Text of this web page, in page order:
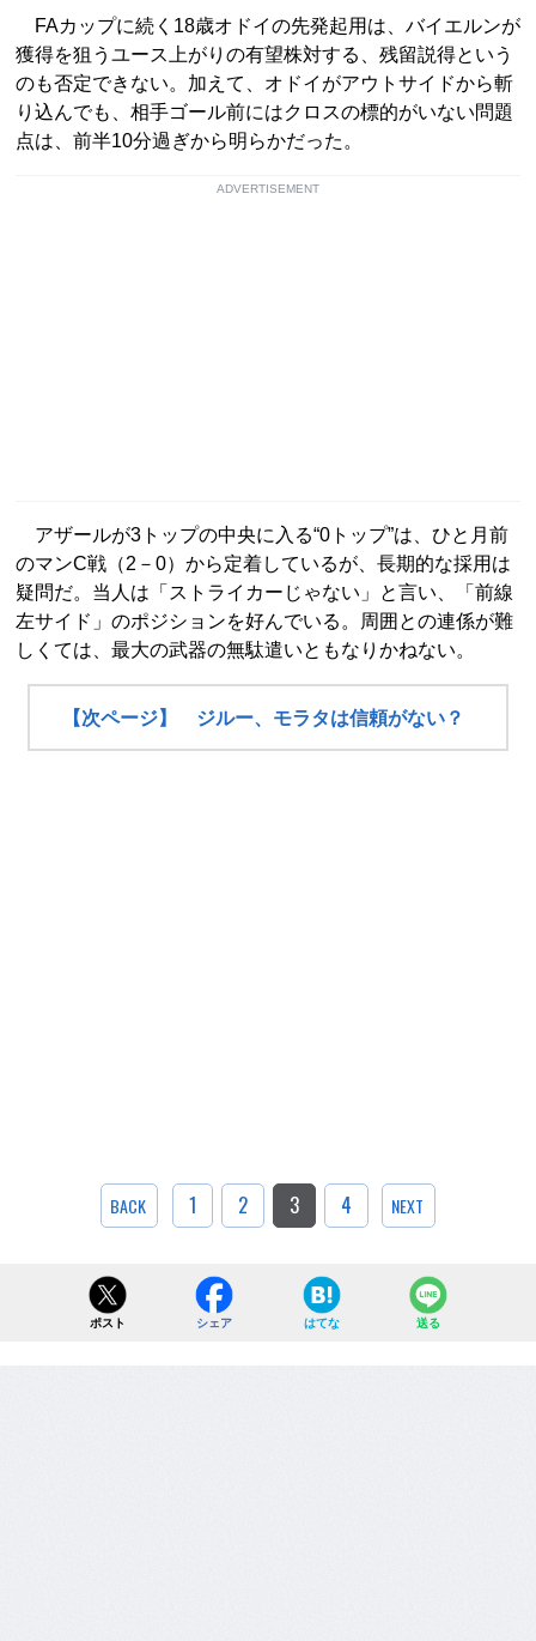
FAカップに続く18歳オドイの先発起用は、バイエルンが
獲得を狙うユース上がりの有望株対する、残留説得という
のも否定できない。加えて、オドイがアウトサイドから斬
り込んでも、相手ゴール前にはクロスの標的がいない問題
点は、前半10分過ぎから明らかだった。
ADVERTISEMENT
アザールが3トップの中央に入る“0トップ”は、ひと月前
のマンC戦（2－0）から定着しているが、長期的な採用は
疑問だ。当人は「ストライカーじゃない」と言い、「前線
左サイド」のポジションを好んでいる。周囲との連係が難
しくては、最大の武器の無駄遣いともなりかねない。
【次ページ】 ジルー、モラタは信頼がない？
BACK 1 2 3 4 NEXT
ポスト シェア はてな 送る